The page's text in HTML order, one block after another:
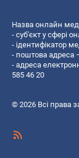
Назва онлайн
- суб'єкт у сфері
- ідентифікатор
- поштова адреса
- адреса
585 46 20
© 2026 Всі права